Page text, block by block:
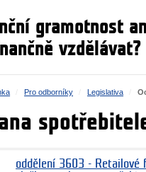
gramotnost
vzdělávat?
Pro odborníky Legislativa
oddělení 3603 - Retailové